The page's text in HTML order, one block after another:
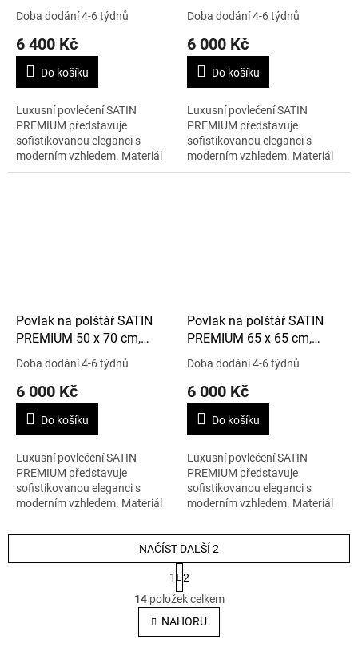
šedá/zlatá
Doba dodání 4-6 týdnů
6 400 Kč
Do košíku
Luxusní povlečení SATIN
PREMIUM představuje
sofistikovanou eleganci s
moderním vzhledem. Materiál
je 100% bavlna. Rozměry jsou
šedá/zlatá
Doba dodání 4-6 týdnů
6 000 Kč
Do košíku
Luxusní povlečení SATIN
PREMIUM představuje
sofistikovanou eleganci s
moderním vzhledem. Materiál
je 100% bavlna. Rozměry jsou
Povlak na polštář SATIN
PREMIUM 50 x 70 cm,
šedá/zlatá
Doba dodání 4-6 týdnů
6 000 Kč
Do košíku
Luxusní povlečení SATIN
PREMIUM představuje
sofistikovanou eleganci s
moderním vzhledem. Materiál
50 x 70 cm.
Povlak na polštář SATIN
PREMIUM 65 x 65 cm,
šedá/zlatá
Doba dodání 4-6 týdnů
6 000 Kč
Do košíku
Luxusní povlečení SATIN
PREMIUM představuje
sofistikovanou eleganci s
moderním vzhledem. Materiál
65 x 65 cm.
O
v
l
á
NAČÍST DALŠÍ 2
S
t
r
á
n
k
1
2
14položek celkem
NAHORU